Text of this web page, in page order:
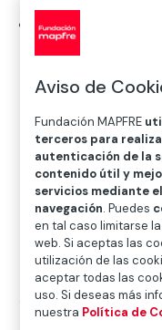
Les imatges
Fundación MAPFRE
desembre, la seva
sales de Madrid i
A Madrid, com és
mostra de pintura,
XIX i principis del
una de les dones
fotografia del segle
Anders Zorn.
la primera cita de
Aviso de
Fundación MAPFRE
terceros para
autenticación de la
contenido útil y
servicios mediante
navegación. Puedes
en tal caso limitarse
web. Si aceptas las
utilización de las
aceptar todas las
uso. Si deseas más
nuestra Política de